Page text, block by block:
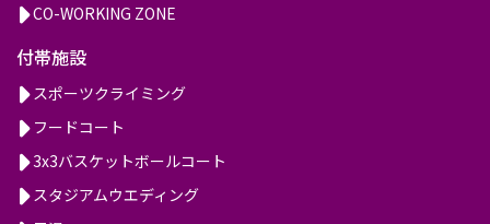
CO-WORKING ZONE
付帯施設
スポーツクライミング
フードコート
3x3バスケットボールコート
スタジアムウエディング